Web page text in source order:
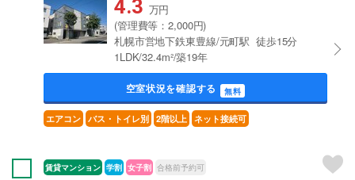
4.3 万円
(管理費等：2,000円)
札幌市営地下鉄東豊線/元町駅 徒歩15分
1LDK/32.4m²/築19年
空室状況を確認する 無料
エアコン バス・トイレ別 2階以上 ネット接続可
賃貸マンション 学割 女子割 合格前予約可